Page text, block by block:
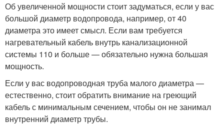
Об увеличенной мощности стоит задуматься, если у вас
большой диаметр водопровода, например, от 40
диаметра это имеет смысл. Если вам требуется
нагревательный кабель внутрь канализационной
системы 110 и больше — обязательно нужна большая
мощность.
Если у вас водопроводная труба малого диаметра —
естественно, стоит обратить внимание на греющий
кабель с минимальным сечением, чтобы он не занимал
внутренний диаметр трубы.